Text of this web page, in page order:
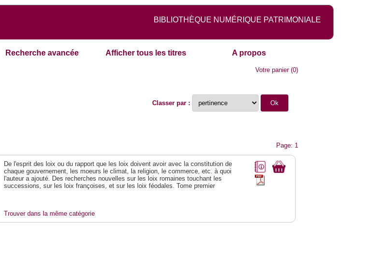
BIBLIOTHÈQUE NUMÉRIQUE PATRIMONIALE
Recherche avancée Afficher tous les titres A propos
Votre panier(0)
Classer par :
Page: 1
De l'esprit des loix ou du rapport que les loix doivent avoir avec la constitution de
chaque gouvernement, les moeurs le climat, la religion, le commerce, etc. à quoi
l'auteur a ajouté. Des recherches nouvelles sur les loix romaines touchant les
successions, sur les loix françoises, et sur les loix féodales. Tome premier
Trouver dans la même catégorie